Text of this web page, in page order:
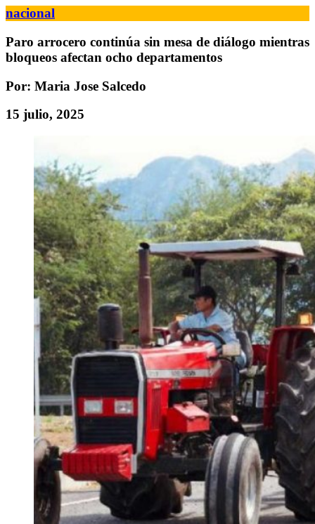
nacional
Paro arrocero continúa sin mesa de diálogo mientras
bloqueos afectan ocho departamentos
Por: Maria Jose Salcedo
15 julio, 2025